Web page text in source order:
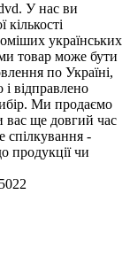
У нас ви
українських
товар може бути
по Україні,
відправлено
Ми продаємо
вас ще довгий час
спілкування -
продукції чи